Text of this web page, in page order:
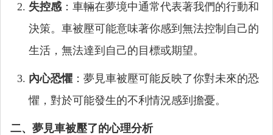
失控感：車輛在夢境中通常代表著我們的行動和
決策。車被壓可能意味著你感到無法控制自己的
生活，無法達到自己的目標或期望。
內心恐懼 ：夢見車被壓可能反映了你對未來的恐
懼，對於可能發生的不利情況感到擔憂。
二、夢見車被壓了的心理分析